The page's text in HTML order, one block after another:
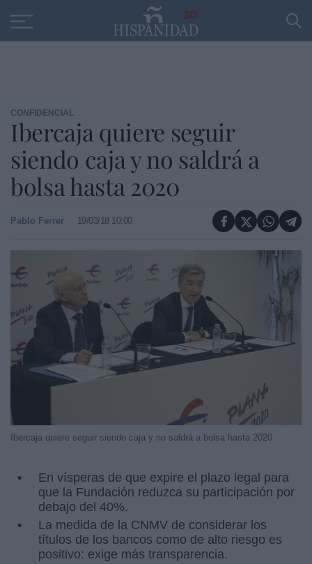
30
CONFIDENCIAL
Ibercaja quiere seguir
siendo caja y no saldrá a
bolsa hasta 2020
Pablo Ferrer 19/03/18 10:00
Ibercaja quiere seguir siendo caja y no saldrá a bolsa hasta 2020
En vísperas de que expire el plazo legal para
que la Fundación reduzca su participación por
debajo del 40%.
La medida de la CNMV de considerar los
títulos de los bancos como de alto riesgo es
positivo: exige más transparencia.